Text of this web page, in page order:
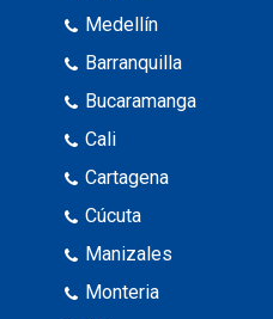
Medellín
Barranquilla
Bucaramanga
Cali
Cartagena
Cúcuta
Manizales
Monteria